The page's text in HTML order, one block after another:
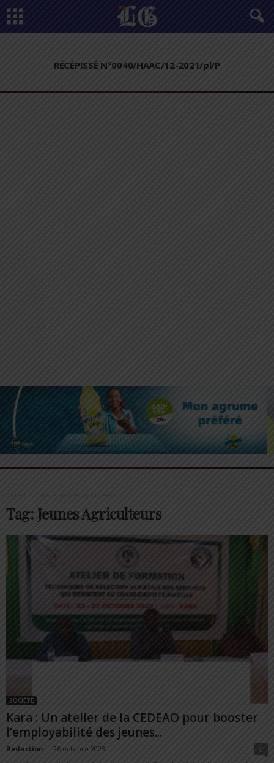
RÉCÉPISSÉ N°0040/HAAC/12-2021/pl/P
Tags Jeunes Agriculteurs
Tag: Jeunes Agriculteurs
SOCIÉTÉ
Kara : Un atelier de la CEDEAO pour booster
l’employabilité des jeunes...
Redaction - 26 octobre 2023
0